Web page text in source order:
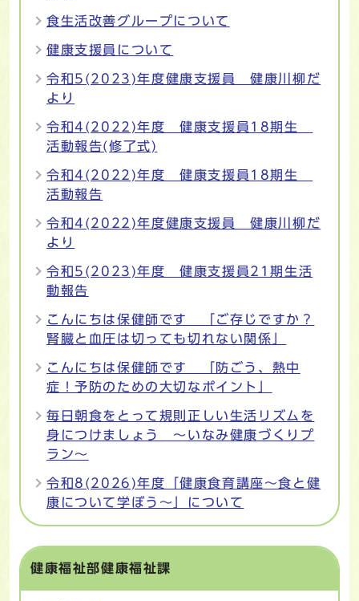
食生活改善グループについて
健康支援員について
令和5(2023)年度健康支援員 健康川柳だ
より
令和4(2022)年度 健康支援員18期生
活動報告(修了式)
令和4(2022)年度 健康支援員18期生
活動報告
令和4(2022)年度健康支援員 健康川柳だ
より
令和5(2023)年度 健康支援員21期生活
動報告
こんにちは保健師です 「ご存じですか？
腎臓と血圧は切っても切れない関係」
こんにちは保健師です 「防ごう、熱中
症！予防のための大切なポイント」
毎日朝食をとって規則正しい生活リズムを
身につけましょう ～いなみ健康づくりプ
ラン～
令和8(2026)年度「健康食育講座～食と健
康について学ぼう～」について
健康福祉部健康福祉課